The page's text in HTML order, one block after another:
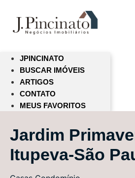
JPINCINATO
BUSCAR IMÓVEIS
ARTIGOS
CONTATO
MEUS FAVORITOS
Jardim
Itupeva-São